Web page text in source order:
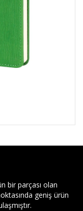
bir parçası olan
geniş ürün